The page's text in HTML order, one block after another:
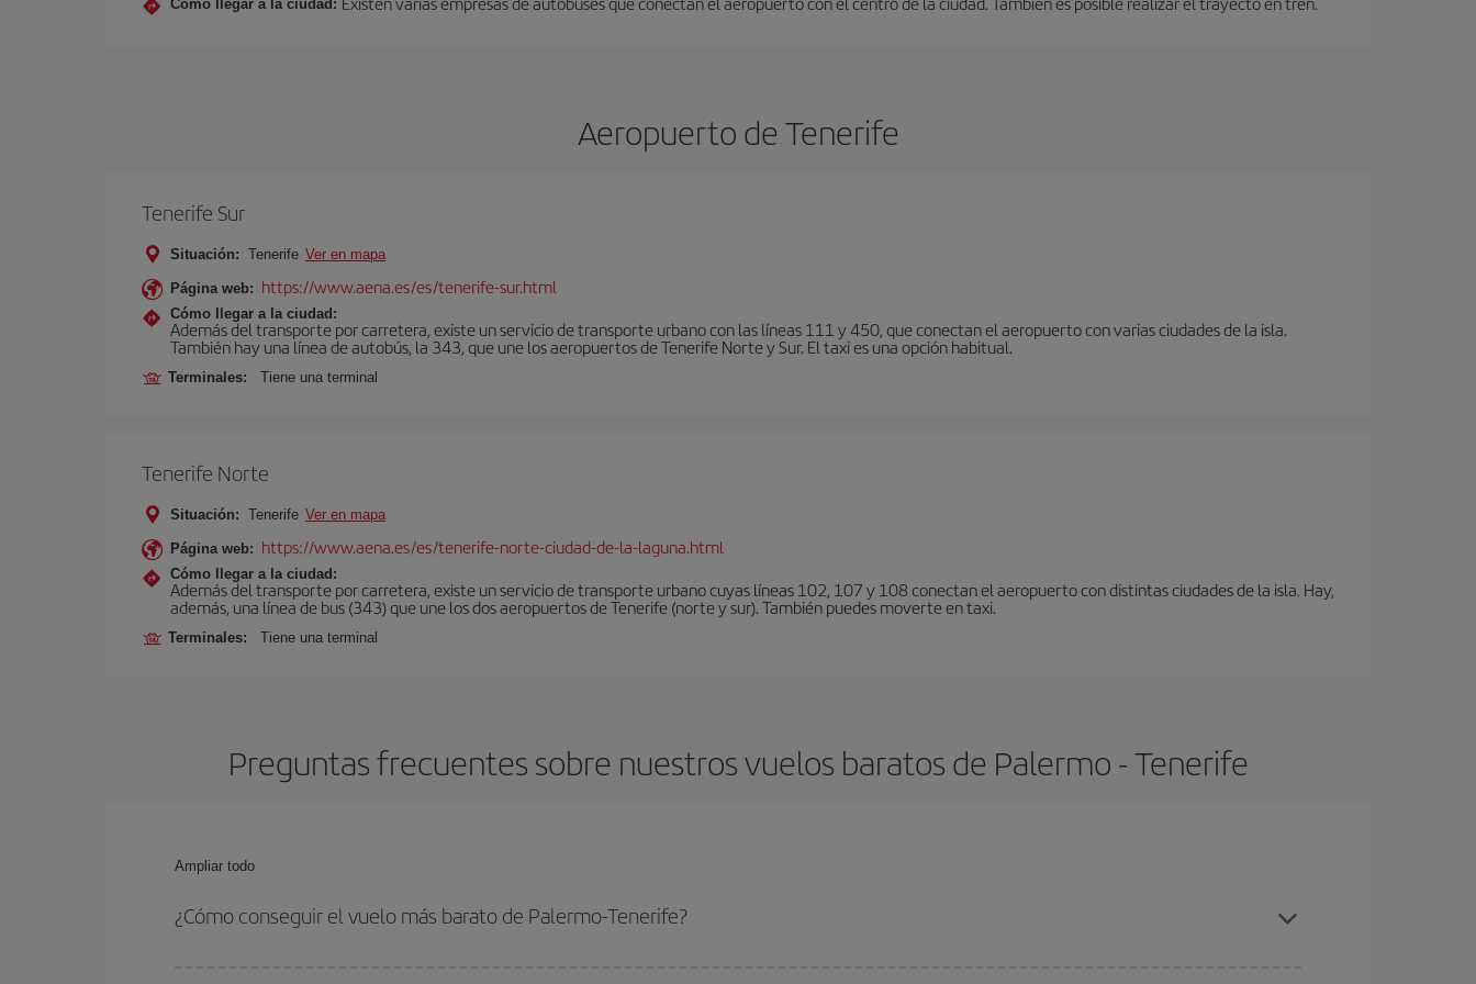
Cómo llegar a la ciudad:
Aeropuerto de Tenerife
Tenerife Sur
Situación: Tenerife Ver en mapa
Página web: https://www.aena.es/es/tenerife-sur.html
Cómo llegar a la ciudad:
Además del transporte por carretera, existe un servicio de transporte urbano con las líneas 111 y 450, que conectan el aeropuerto con varias ciudades de la isla.
También hay una línea de autobús, la 343, que une los aeropuertos de Tenerife Norte y Sur. El taxi es una opción habitual.
Terminales: Tiene una terminal
Tenerife Norte
Situación: Tenerife Ver en mapa
Página web: https://www.aena.es/es/tenerife-norte-ciudad-de-la-laguna.html
Cómo llegar a la ciudad:
Además del transporte por carretera, existe un servicio de transporte urbano cuyas líneas 102, 107 y 108 conectan el aeropuerto con distintas ciudades de la isla. Hay,
además, una línea de bus (343) que une los dos aeropuertos de Tenerife (norte y sur). También puedes moverte en taxi.
Terminales: Tiene una terminal
Preguntas frecuentes sobre nuestros vuelos baratos de Palermo - Tenerife
Ampliar todo
¿Cómo conseguir el vuelo más barato de Palermo-Tenerife?